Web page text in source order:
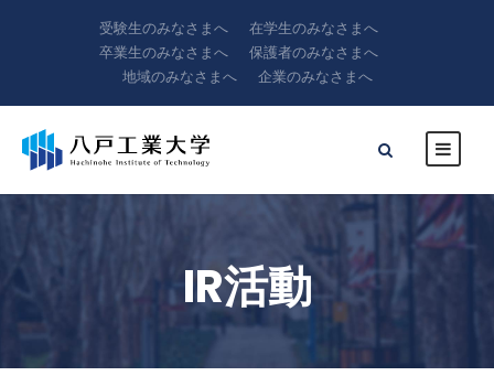
受験生のみなさまへ
在学生のみなさまへ
卒業生のみなさまへ
保護者のみなさまへ
地域のみなさまへ
企業のみなさまへ
IR活動